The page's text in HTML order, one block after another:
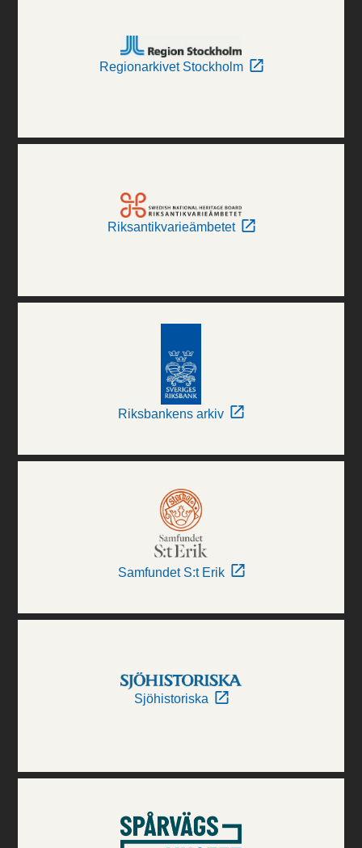
Regionarkivet Stockholm
Riksantikvarieämbetet
Riksbankens arkiv
Samfundet S:t Erik
Sjöhistoriska